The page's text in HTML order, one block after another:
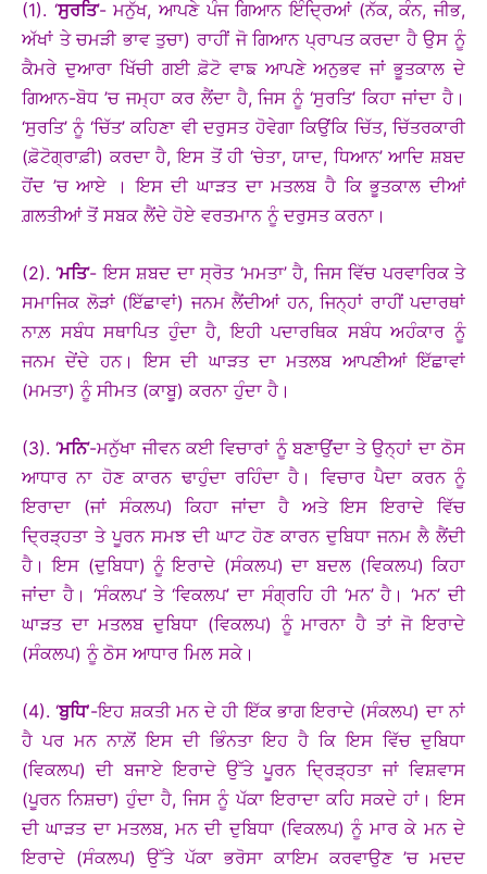
(1). ‘ਸੁਰਤਿ’- ਮਨੁੱਖ, ਆਪਣੇ ਪੰਜ ਗਿਆਨ ਇੰਦ੍ਰਿਆਂ (ਨੱਕ, ਕੰਨ, ਜੀਭ,
ਅੱਖਾਂ ਤੇ ਚਮੜੀ ਭਾਵ ਤੁਚਾ) ਰਾਹੀਂ ਜੋ ਗਿਆਨ ਪ੍ਰਾਪਤ ਕਰਦਾ ਹੈ ਉਸ ਨੂੰ
ਕੈਮਰੇ ਦੁਆਰਾ ਖਿੱਚੀ ਗਈ ਫ਼ੋਟੋ ਵਾਙ ਆਪਣੇ ਅਨੁਭਵ ਜਾਂ ਭੂਤਕਾਲ ਦੇ
ਗਿਆਨ-ਬੋਧ ’ਚ ਜਮ੍ਹਾ ਕਰ ਲੈਂਦਾ ਹੈ, ਜਿਸ ਨੂੰ ‘ਸੁਰਤਿ’ ਕਿਹਾ ਜਾਂਦਾ ਹੈ।
‘ਸੁਰਤਿ’ ਨੂੰ ‘ਚਿੱਤ’ ਕਹਿਣਾ ਵੀ ਦਰੁਸਤ ਹੋਵੇਗਾ ਕਿਉਂਕਿ ਚਿੱਤ, ਚਿੱਤਰਕਾਰੀ
(ਫ਼ੋਟੋਗ੍ਰਾਫ਼ੀ) ਕਰਦਾ ਹੈ, ਇਸ ਤੋਂ ਹੀ ‘ਚੇਤਾ, ਯਾਦ, ਧਿਆਨ’ ਆਦਿ ਸ਼ਬਦ
ਹੋਂਦ ’ਚ ਆਏ । ਇਸ ਦੀ ਘਾੜਤ ਦਾ ਮਤਲਬ ਹੈ ਕਿ ਭੂਤਕਾਲ ਦੀਆਂ
ਗ਼ਲਤੀਆਂ ਤੋਂ ਸਬਕ ਲੈਂਦੇ ਹੋਏ ਵਰਤਮਾਨ ਨੂੰ ਦਰੁਸਤ ਕਰਨਾ।
(2). ‘ਮਤਿ’- ਇਸ ਸ਼ਬਦ ਦਾ ਸ੍ਰੋਤ ‘ਮਮਤਾ’ ਹੈ, ਜਿਸ ਵਿੱਚ ਪਰਵਾਰਿਕ ਤੇ
ਸਮਾਜਿਕ ਲੋੜਾਂ (ਇੱਛਾਵਾਂ) ਜਨਮ ਲੈਂਦੀਆਂ ਹਨ, ਜਿਨ੍ਹਾਂ ਰਾਹੀਂ ਪਦਾਰਥਾਂ
ਨਾਲ਼ ਸਬੰਧ ਸਥਾਪਿਤ ਹੁੰਦਾ ਹੈ, ਇਹੀ ਪਦਾਰਥਿਕ ਸਬੰਧ ਅਹੰਕਾਰ ਨੂੰ
ਜਨਮ ਦੇਂਦੇ ਹਨ। ਇਸ ਦੀ ਘਾੜਤ ਦਾ ਮਤਲਬ ਆਪਣੀਆਂ ਇੱਛਾਵਾਂ
(ਮਮਤਾ) ਨੂੰ ਸੀਮਤ (ਕਾਬੂ) ਕਰਨਾ ਹੁੰਦਾ ਹੈ।
(3). ‘ਮਨਿ’-ਮਨੁੱਖਾ ਜੀਵਨ ਕਈ ਵਿਚਾਰਾਂ ਨੂੰ ਬਣਾਉਂਦਾ ਤੇ ਉਨ੍ਹਾਂ ਦਾ ਠੋਸ
ਆਧਾਰ ਨਾ ਹੋਣ ਕਾਰਨ ਢਾਹੁੰਦਾ ਰਹਿੰਦਾ ਹੈ। ਵਿਚਾਰ ਪੈਦਾ ਕਰਨ ਨੂੰ
ਇਰਾਦਾ (ਜਾਂ ਸੰਕਲਪ) ਕਿਹਾ ਜਾਂਦਾ ਹੈ ਅਤੇ ਇਸ ਇਰਾਦੇ ਵਿੱਚ
ਦ੍ਰਿੜ੍ਹਤਾ ਤੇ ਪੂਰਨ ਸਮਝ ਦੀ ਘਾਟ ਹੋਣ ਕਾਰਨ ਦੁਬਿਧਾ ਜਨਮ ਲੈ ਲੈਂਦੀ
ਹੈ। ਇਸ (ਦੁਬਿਧਾ) ਨੂੰ ਇਰਾਦੇ (ਸੰਕਲਪ) ਦਾ ਬਦਲ (ਵਿਕਲਪ) ਕਿਹਾ
ਜਾਂਦਾ ਹੈ। ‘ਸੰਕਲਪ’ ਤੇ ‘ਵਿਕਲਪ’ ਦਾ ਸੰਗ੍ਰਹਿ ਹੀ ‘ਮਨ’ ਹੈ। ‘ਮਨ’ ਦੀ
ਘਾੜਤ ਦਾ ਮਤਲਬ ਦੁਬਿਧਾ (ਵਿਕਲਪ) ਨੂੰ ਮਾਰਨਾ ਹੈ ਤਾਂ ਜੋ ਇਰਾਦੇ
(ਸੰਕਲਪ) ਨੂੰ ਠੋਸ ਆਧਾਰ ਮਿਲ ਸਕੇ।
(4). ‘ਬੁਧਿ’-ਇਹ ਸ਼ਕਤੀ ਮਨ ਦੇ ਹੀ ਇੱਕ ਭਾਗ ਇਰਾਦੇ (ਸੰਕਲਪ) ਦਾ ਨਾਂ
ਹੈ ਪਰ ਮਨ ਨਾਲ਼ੋਂ ਇਸ ਦੀ ਭਿੰਨਤਾ ਇਹ ਹੈ ਕਿ ਇਸ ਵਿੱਚ ਦੁਬਿਧਾ
(ਵਿਕਲਪ) ਦੀ ਬਜਾਏ ਇਰਾਦੇ ਉੱਤੇ ਪੂਰਨ ਦ੍ਰਿੜ੍ਹਤਾ ਜਾਂ ਵਿਸ਼ਵਾਸ
(ਪੂਰਨ ਨਿਸ਼ਚਾ) ਹੁੰਦਾ ਹੈ, ਜਿਸ ਨੂੰ ਪੱਕਾ ਇਰਾਦਾ ਕਹਿ ਸਕਦੇ ਹਾਂ। ਇਸ
ਦੀ ਘਾੜਤ ਦਾ ਮਤਲਬ, ਮਨ ਦੀ ਦੁਬਿਧਾ (ਵਿਕਲਪ) ਨੂੰ ਮਾਰ ਕੇ ਮਨ ਦੇ
ਇਰਾਦੇ (ਸੰਕਲਪ) ਉੱਤੇ ਪੱਕਾ ਭਰੋਸਾ ਕਾਇਮ ਕਰਵਾਉਣ ’ਚ ਮਦਦ